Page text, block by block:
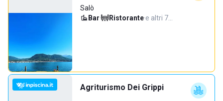
Salò
Bar· Ristorante·e altri 7…
Agriturismo Dei Grippi